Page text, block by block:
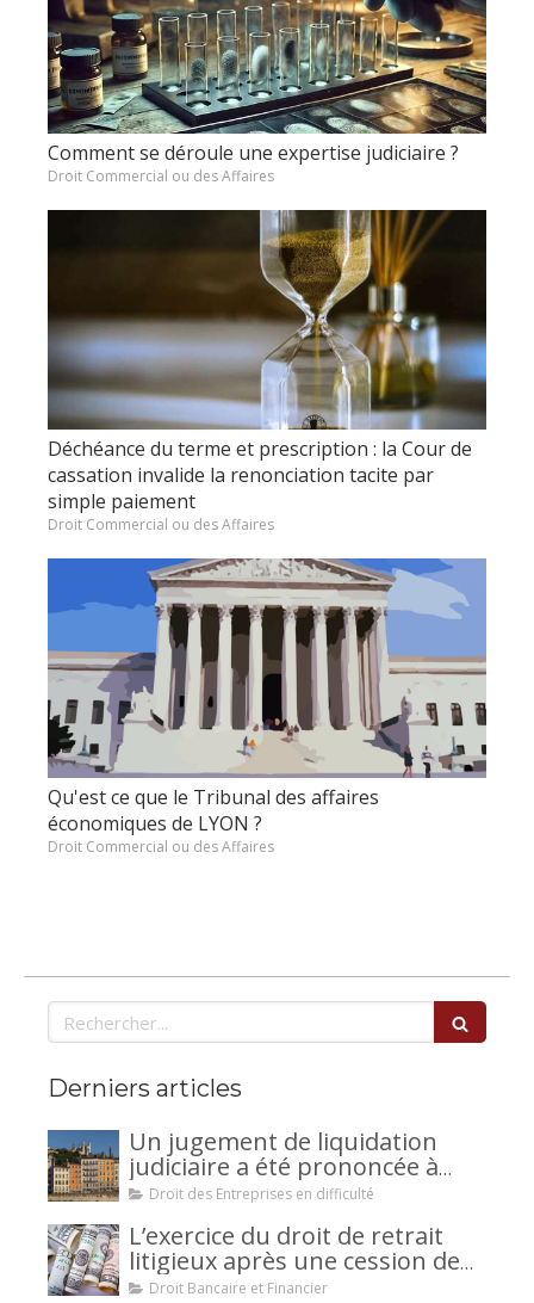
Comment se déroule une expertise judiciaire ?
Droit Commercial ou des Affaires
Déchéance du terme et prescription : la Cour de
cassation invalide la renonciation tacite par
simple paiement
Droit Commercial ou des Affaires
Qu'est ce que le Tribunal des affaires
économiques de LYON ?
Droit Commercial ou des Affaires
Rechercher
Derniers articles
Un jugement de liquidation
judiciaire a été prononcée à
votre encontre : comment
Droit des Entreprises en difficulté
L’exercice du droit de retrait
litigieux après une cession de
créance : un mécanisme
Droit Bancaire et Financier